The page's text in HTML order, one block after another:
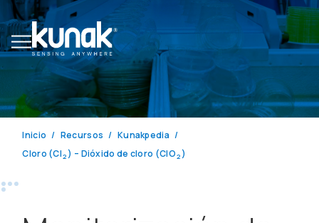
Inicio Recursos
Kunakpedia
Cloro (Cl2 ) – Dióxido de cloro (ClO2 )